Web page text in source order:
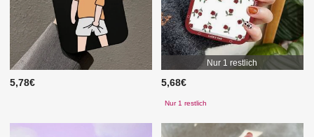
5,78€
Nur 1 restlich
5,68€
Nur 1 restlich